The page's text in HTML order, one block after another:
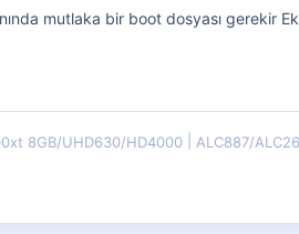
mutlaka bir boot dosyası gerekir
8GB/UHD630/HD4000
ALC887/